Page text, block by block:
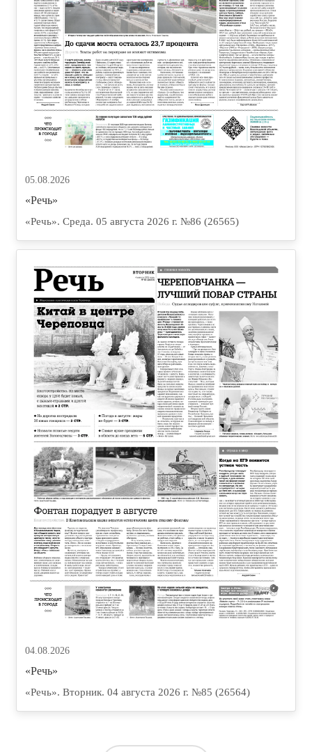
05.08.2026
«Речь»
«Речь». Среда. 05 августа 2026 г. №86 (26565)
04.08.2026
«Речь»
«Речь». Вторник. 04 августа 2026 г. №85 (26564)